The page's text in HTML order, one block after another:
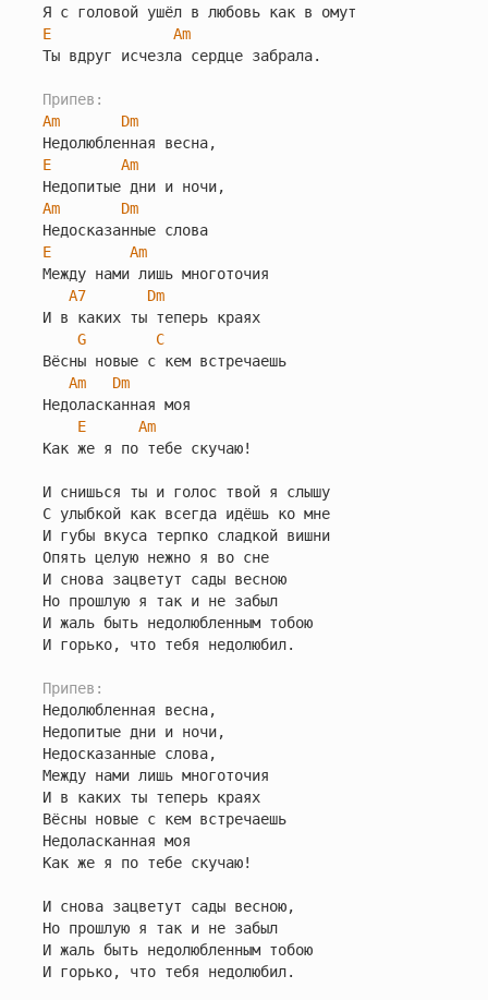
E
Am
Ты вдруг исчезла сердце забрала.
Припев:
Am
Dm
E
Am
Am
Dm
E
Am
Между нами лишь многоточия
A7
Dm
И в каких ты теперь краях
G
C
Вёсны новые с кем встречаешь
Am
Dm
Недоласканная моя
E
Am
Как же я по тебе скучаю!
И снишься ты и голос твой я слышу
С улыбкой как всегда идёшь ко мне
И губы вкуса терпко сладкой вишни
Опять целую нежно я во сне
И снова зацветут сады весною
Но прошлую я так и не забыл
И жаль быть недолюбленным тобою
И горько, что тебя недолюбил.
Припев:
Недолюбленная весна,
Недопитые дни и ночи,
Недосказанные слова,
Между нами лишь многоточия
И в каких ты теперь краях
Вёсны новые с кем встречаешь
Недоласканная моя
Как же я по тебе скучаю!
И снова зацветут сады весною,
Но прошлую я так и не забыл
И жаль быть недолюбленным тобою
И горько, что тебя недолюбил.